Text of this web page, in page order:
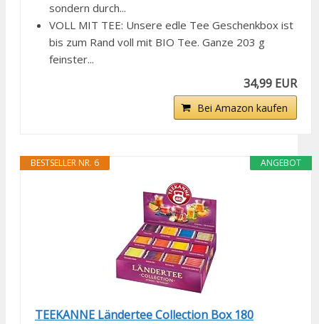
sondern durch...
VOLL MIT TEE: Unsere edle Tee Geschenkbox ist
bis zum Rand voll mit BIO Tee. Ganze 203 g
feinster...
34,99 EUR
Bei Amazon kaufen
ANGEBOT
BESTSELLER NR. 6
TEEKANNE Ländertee Collection Box 180